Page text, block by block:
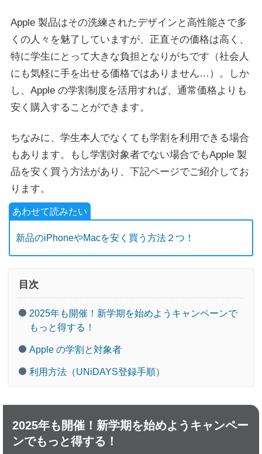
Apple 製品はその洗練されたデザインと高性能さで多
くの人々を魅了していますが、正直その価格は高く、
特に学生にとって大きな負担となりがちです（社会人
にも気軽に手を出せる価格ではありません…）。しか
し、Apple の学割制度を活用すれば、通常価格よりも
安く購入することができます。
ちなみに、学生本人でなくても学割を利用できる場合
もあります。もし学割対象者でない場合でもApple 製
品を安く買う方法があり、下記ページでご紹介してお
ります。
新品のiPhoneやMacを安く買う方法２つ！
目次
2025年も開催！新学期を始めようキャンペーンで
もっと得する！
Apple の学割と対象者
利用方法（UNiDAYS登録手順）
2025年も開催！新学期を始めようキャンペー
ンでもっと得する！